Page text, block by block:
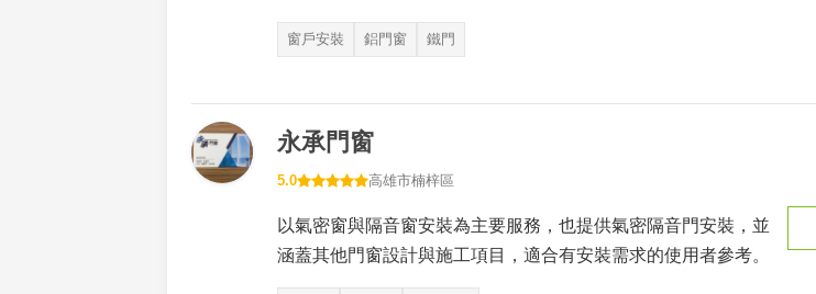
窗戶安裝 鋁門窗 鐵門
永承門窗
5.0 高雄市楠梓區
以氣密窗與隔音窗安裝為主要服務，也提供氣密隔音門安裝，並
涵蓋其他門窗設計與施工項目，適合有安裝需求的使用者參考。